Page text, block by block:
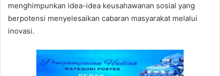
menghimpunkan idea-idea keusahawanan sosial yang
berpotensi menyelesaikan cabaran masyarakat melalui
inovasi.